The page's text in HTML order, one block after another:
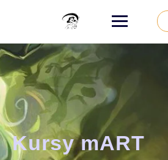
Kursy mART